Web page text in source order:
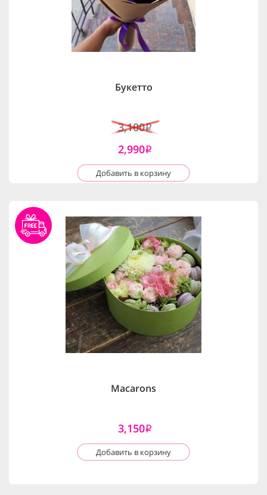
Букетто
3,100i
2,990i
Добавить в корзину
Macarons
3,150i
Добавить в корзину